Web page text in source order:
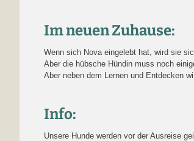
Im neuen Zuhause:
Wenn sich Nova eingelebt hat, wird sie
Aber die hübsche Hündin muss noch
Aber neben dem Lernen und Entdecken
Info:
Unsere Hunde werden vor der Ausreise